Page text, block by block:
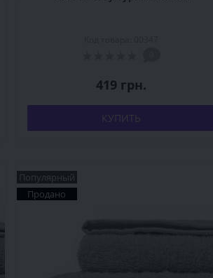
419 грн.
КУПИТЬ
Популярный
Продано